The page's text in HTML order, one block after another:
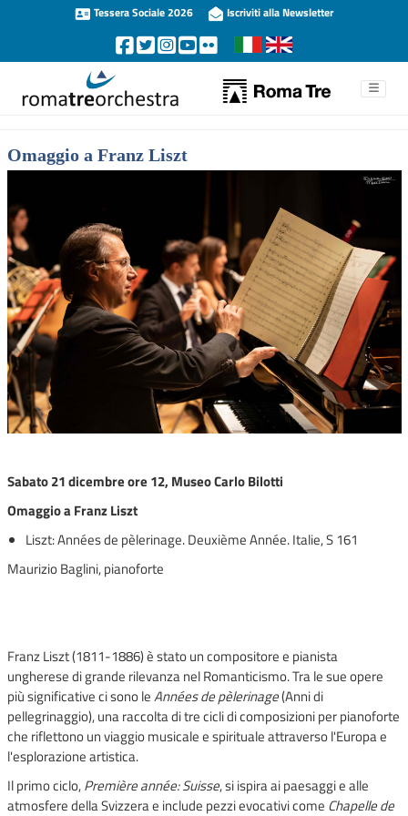
Tessera Sociale 2026 Iscriviti alla Newsletter
Omaggio a Franz Liszt
Sabato 21 dicembre ore 12, Museo Carlo Bilotti
Omaggio a Franz Liszt
Liszt: Années de pèlerinage. Deuxième Année. Italie, S 161
Maurizio Baglini, pianoforte
Franz Liszt (1811-1886) è stato un compositore e pianista
ungherese di grande rilevanza nel Romanticismo. Tra le sue opere
più significative ci sono leAnnées de pèlerinage(Anni di
pellegrinaggio), una raccolta di tre cicli di composizioni per pianoforte
che riflettono un viaggio musicale e spirituale attraverso l'Europa e
l'esplorazione artistica.
Il primo ciclo,Première année: Suisse, si ispira ai paesaggi e alle
atmosfere della Svizzera e include pezzi evocativi come Chapelle de